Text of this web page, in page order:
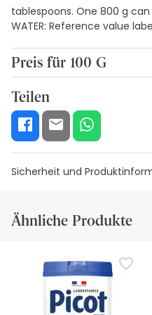
tablespoons. One 800 g
WATER: Reference value
Preis für 100 G
Teilen
Sicherheit und
Visuelle
Zurzeit haben wir noch
Produkt, aber wir arbeiten
einmal nach Updates. In
Ihnen, die
Ähnliche Produkte